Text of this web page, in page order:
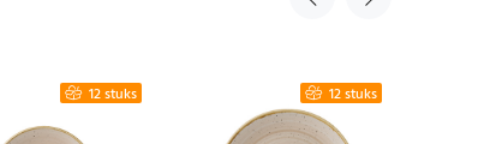
12 stuks 12 stuks